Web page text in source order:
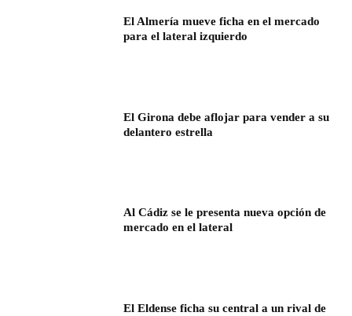
El Almería mueve ficha en el mercado
para el lateral izquierdo
El Girona debe aflojar para vender a su
delantero estrella
Al Cádiz se le presenta nueva opción de
mercado en el lateral
El Eldense ficha su central a un rival de